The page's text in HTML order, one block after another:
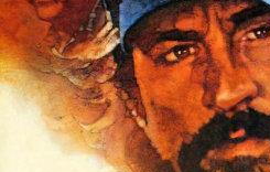
Lastwagen auf dem Weg
ihm erfasst, ihr Pferd Pilgrim,
überschlägt sich.